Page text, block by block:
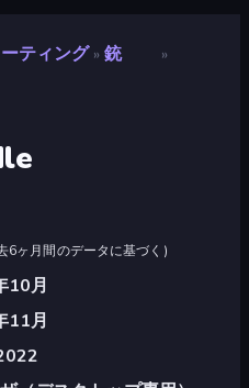
ティング » 銃 »
6ヶ月間のデータに基づく )
10月
11月